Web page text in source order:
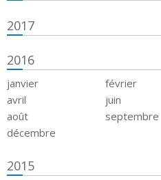
2017
2016
janvier février
avril
juin
août
septembre
décembre
2015